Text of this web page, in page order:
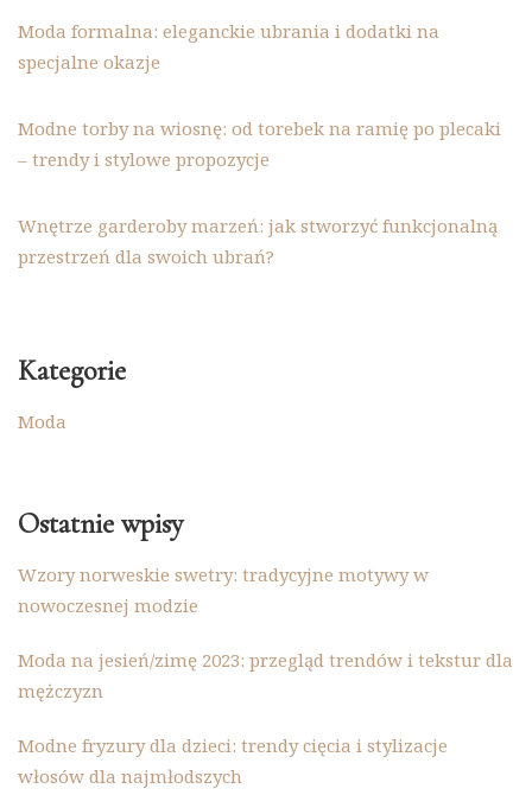
Moda formalna: eleganckie ubrania i dodatki na
specjalne okazje
Modne torby na wiosnę: od torebek na ramię po plecaki
– trendy i stylowe propozycje
Wnętrze garderoby marzeń: jak stworzyć funkcjonalną
przestrzeń dla swoich ubrań?
Kategorie
Moda
Ostatnie wpisy
Wzory norweskie swetry: tradycyjne motywy w
nowoczesnej modzie
Moda na jesień/zimę 2023: przegląd trendów i tekstur dla
mężczyzn
Modne fryzury dla dzieci: trendy cięcia i stylizacje
włosów dla najmłodszych